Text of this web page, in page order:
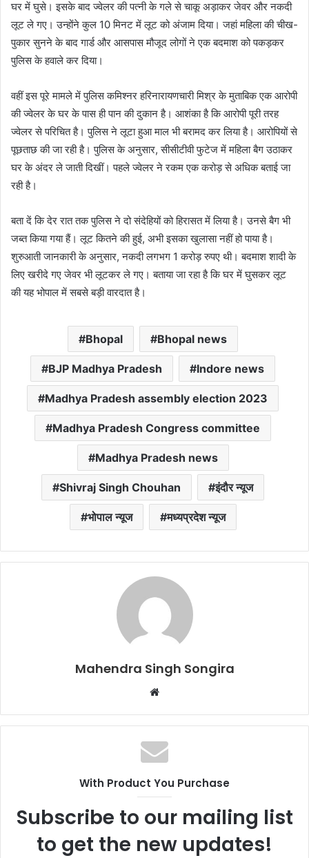
घर में घुसे। इसके बाद ज्वेलर की पत्नी के गले से चाकू अड़ाकर जेवर और नकदी
लूट ले गए। उन्होंने कुल 10 मिनट में लूट को अंजाम दिया। जहां महिला की चीख-
पुकार सुनने के बाद गार्ड और आसपास मौजूद लोगों ने एक बदमाश को पकड़कर
पुलिस के हवाले कर दिया।
वहीं इस पूरे मामले में पुलिस कमिश्नर हरिनारायणचारी मिश्र के मुताबिक एक आरोपी
की ज्वेलर के घर के पास ही पान की दुकान है। आशंका है कि आरोपी पूरी तरह
ज्वेलर से परिचित है। पुलिस ने लूटा हुआ माल भी बरामद कर लिया है। आरोपियों से
पूछताछ की जा रही है। पुलिस के अनुसार, सीसीटीवी फुटेज में महिला बैग उठाकर
घर के अंदर ले जाती दिखीं। पहले ज्वेलर ने रकम एक करोड़ से अधिक बताई जा‌
रही है।
बता दें कि देर रात तक पुलिस ने दो संदेहियों को हिरासत में लिया है। उनसे बैग भी
जब्त किया गया हैं। लूट कितने की हुई, अभी इसका खुलासा नहीं हो पाया है।
शुरुआती जानकारी के अनुसार, नकदी लगभग 1 करोड़ रुपए थी। बदमाश शादी के
लिए खरीदे गए जेवर भी लूटकर ले गए। बताया जा रहा है कि घर में घुसकर लूट
की यह भोपाल में सबसे बड़ी वारदात है।
Bhopal Bhopal news
BJP Madhya Pradesh Indore news
Madhya Pradesh assembly election 2023
Madhya Pradesh Congress committee
Madhya Pradesh news
Shivraj Singh Chouhan इंदौर न्यूज
भोपाल न्यूज मध्यप्रदेश न्यूज
Mahendra Singh Songira
Website
With Product You Purchase
Subscribe to our mailing list
to get the new updates!